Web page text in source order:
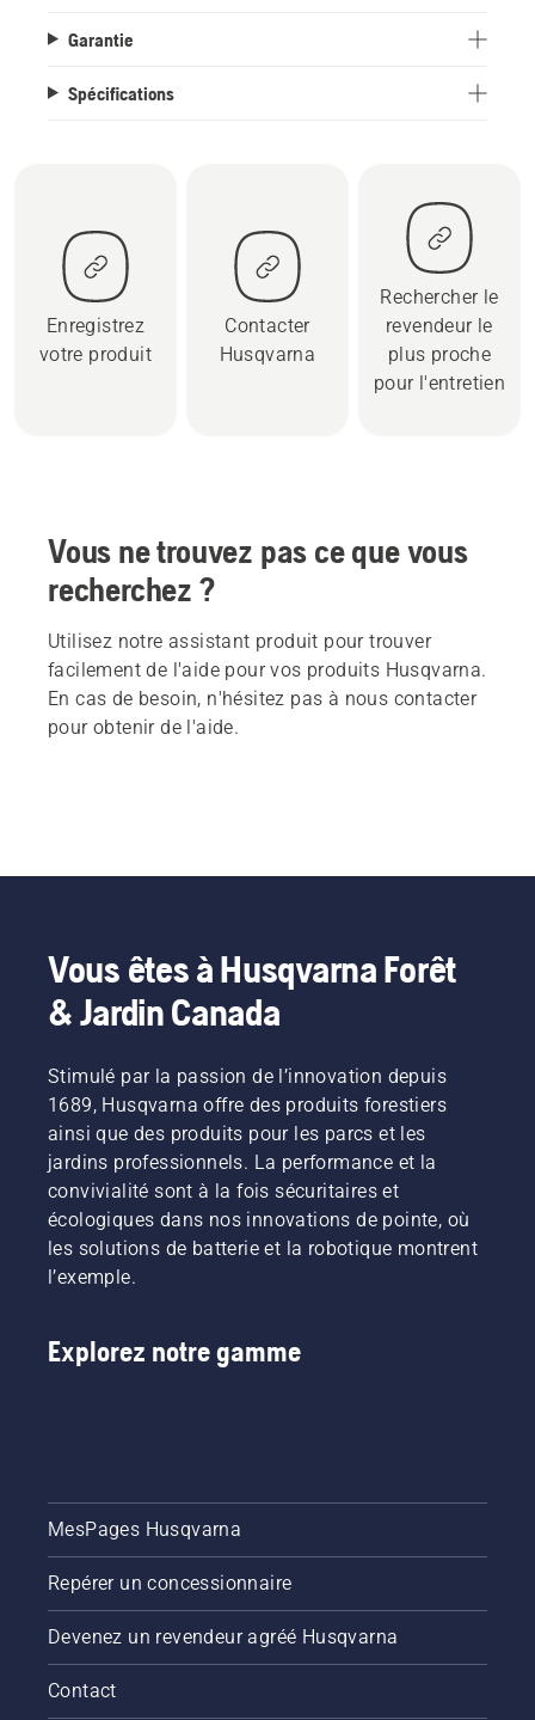
Garantie
Spécifications
Enregistrez
votre produit
Contacter
Husqvarna
Rechercher le
revendeur le
plus proche
pour l'entretien
Vous ne trouvez pas ce que vous
recherchez ?
Utilisez notre assistant produit pour trouver
facilement de l'aide pour vos produits Husqvarna.
En cas de besoin, n'hésitez pas à nous contacter
pour obtenir de l'aide.
Vous êtes à Husqvarna Forêt
& Jardin Canada
Stimulé par la passion de l’innovation depuis
1689, Husqvarna offre des produits forestiers
ainsi que des produits pour les parcs et les
jardins professionnels. La performance et la
convivialité sont à la fois sécuritaires et
écologiques dans nos innovations de pointe, où
les solutions de batterie et la robotique montrent
l’exemple.
Explorez notre gamme
MesPages Husqvarna
Repérer un concessionnaire
Devenez un revendeur agréé Husqvarna
Contact